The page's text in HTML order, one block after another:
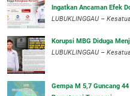
Ingatkan Ancaman Efek
‎LUBUKLINGGAU –
Korupsi MBG Diduga
‎LUBUKLINGGAU –
Gempa M 5,7 Guncang